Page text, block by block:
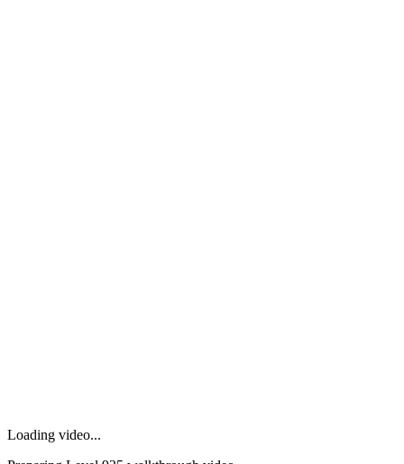
Loading video...